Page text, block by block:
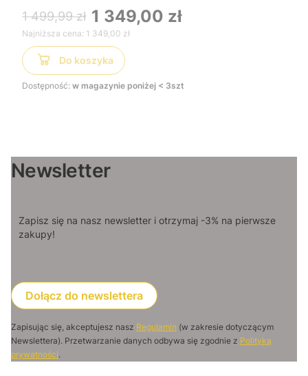
wygodna i łatwa w uruchomieniu, idealna do
dużych trawników
1 499,99 zł 1 349,00 zł
Najniższa cena: 1 349,00 zł
Do koszyka
Dostępność: w magazynie poniżej < 3szt
Newsletter
Zapisz się na nasz newsletter i otrzymaj -3% na pierwsze
zakupy!
Dołącz do newslettera
Zapisując się, akceptujesz nasz Regulamin (w zakresie dotyczącym
Newslettera). Przetwarzanie danych odbywa się zgodnie z Polityką
prywatności.